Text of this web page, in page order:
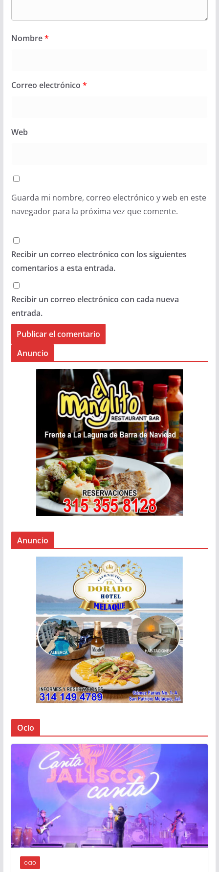
Nombre*
Correo electrónico *
Web
Guarda mi nombre, correo electrónico y web en este
navegador para la próxima vez que comente.
Recibir un correo electrónico con los siguientes
comentarios a esta entrada.
Recibir un correo electrónico con cada nueva
entrada.
Anuncio
Anuncio
Ocio
OCIO